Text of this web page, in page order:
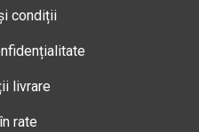
condiții
livrare
rate